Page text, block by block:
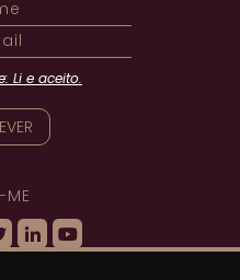
Li e aceito.
ME